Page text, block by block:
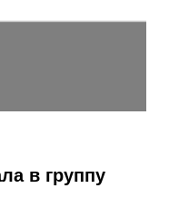
в группу